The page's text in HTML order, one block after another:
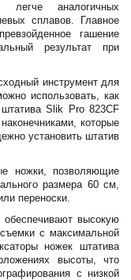
аналогичных
сплавов. Главное
гашение
результат при
инструмент для
использовать, как
Slik Pro 823CF
которые
установить штатив
ножки, позволяющие
размера 60 см,
переноски.
высокую
с максимальной
ножек штатива
высоты, что
с низкой